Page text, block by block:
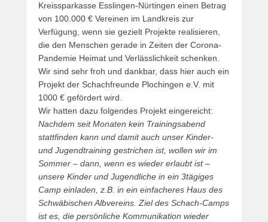
Kreissparkasse Esslingen-Nürtingen einen Betrag
von 100.000 € Vereinen im Landkreis zur
Verfügung, wenn sie gezielt Projekte realisieren,
die den Menschen gerade in Zeiten der Corona-
Pandemie Heimat und Verlässlichkeit schenken.
Wir sind sehr froh und dankbar, dass hier auch ein
Projekt der Schachfreunde Plochingen e.V. mit
1000 € gefördert wird.
Wir hatten dazu folgendes Projekt eingereicht:
Nachdem seit Monaten kein Trainingsabend
stattfinden kann und damit auch unser Kinder-
und Jugendtraining gestrichen ist, wollen wir im
Sommer – dann, wenn es wieder erlaubt ist –
unsere Kinder und Jugendliche in ein 3tägiges
Camp einladen, z.B. in ein einfacheres Haus des
Schwäbischen Albvereins. Ziel des Schach-Camps
ist es, die persönliche Kommunikation wieder